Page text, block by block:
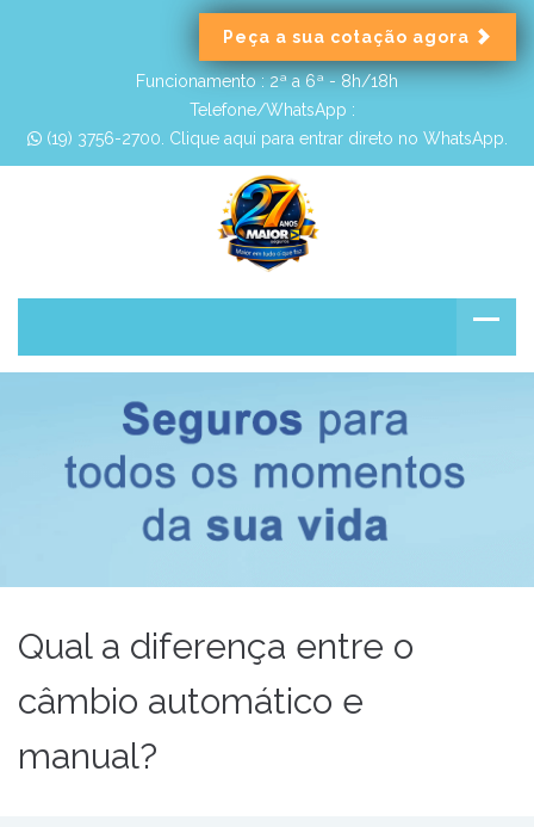
Peça a sua cotação agora
Funcionamento :2ª a 6ª - 8h/18h
Telefone/WhatsApp :
(19) 3756-2700. Clique aqui para entrar direto no WhatsApp.
Qual a diferença entre o
câmbio automático e
manual?